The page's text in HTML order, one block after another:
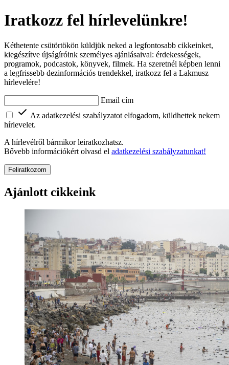
Iratkozz fel hírlevelünkre!
Kéthetente csütörtökön küldjük neked a legfontosabb cikkeinket,
kiegészítve újságíróink személyes ajánlásaival: érdekességek,
programok, podcastok, könyvek, filmek. Ha szeretnél képben lenni
a legfrissebb dezinformációs trendekkel, iratkozz fel a Lakmusz
hírlevelére!
Email cím
Az adatkezelési szabályzatot elfogadom, küldhettek nekem
hírlevelet.
A hírlevélről bármikor leiratkozhatsz.
Bővebb információkért olvasd el adatkezelési szabályzatunkat!
Feliratkozom
Ajánlott cikkeink